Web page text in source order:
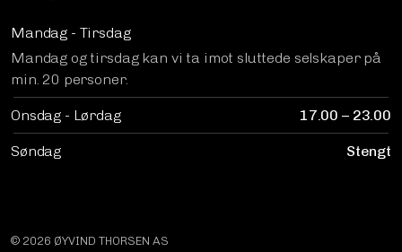
Mandag - Tirsdag
Mandag og tirsdag kan vi ta imot sluttede selskaper på
min. 20 personer.
Onsdag - Lørdag 17.00 – 23.00
Søndag Stengt
© 2026 ØYVIND THORSEN AS